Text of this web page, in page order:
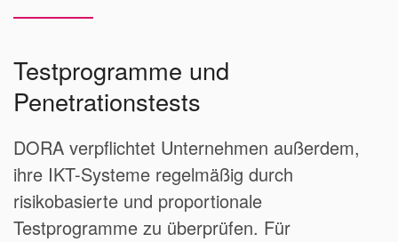
Testprogramme und
Penetrationstests
DORA verpflichtet Unternehmen außerdem,
ihre IKT-Systeme regelmäßig durch
risikobasierte und proportionale
Testprogramme zu überprüfen. Für